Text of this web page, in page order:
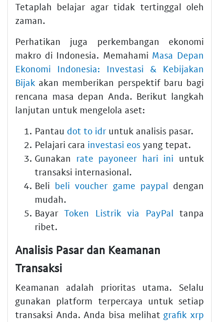
Tetaplah belajar agar tidak tertinggal oleh
zaman.
Perhatikan juga perkembangan ekonomi
makro di Indonesia. Memahami Masa Depan
Ekonomi Indonesia: Investasi & Kebijakan
Bijak akan memberikan perspektif baru bagi
rencana masa depan Anda. Berikut langkah
lanjutan untuk mengelola aset:
Pantau dot to idr untuk analisis pasar.
Pelajari cara investasi eos yang tepat.
Gunakan rate payoneer hari ini untuk
transaksi internasional.
Beli beli voucher game paypal dengan
mudah.
BayarToken Listrik via PayPal tanpa
ribet.
Analisis Pasar dan Keamanan
Transaksi
Keamanan adalah prioritas utama. Selalu
gunakan platform terpercaya untuk setiap
transaksi Anda. Anda bisa melihat grafik xrp